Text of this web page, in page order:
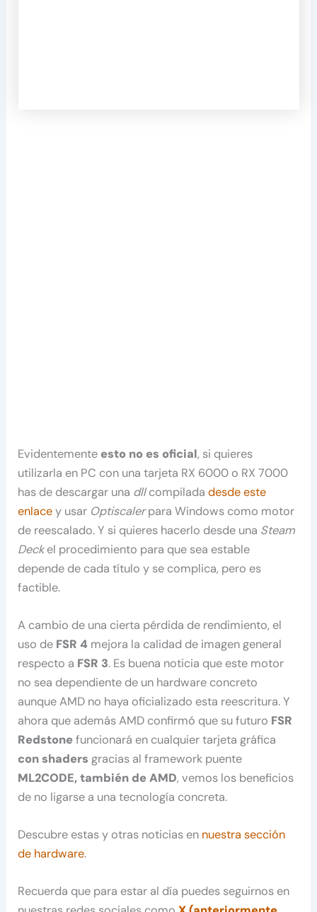
Evidentemente esto no es oficial, si quieres
utilizarla en PC con una tarjeta RX 6000 o RX 7000
has de descargar una dllcompiladadesde este
enlacey usar Optiscalerpara Windows como motor
de reescalado. Y si quieres hacerlo desde una Steam
Deckel procedimiento para que sea estable
depende de cada título y se complica, pero es
factible.
A cambio de una cierta pérdida de rendimiento, el
uso de FSR 4 mejora la calidad de imagen general
respecto a FSR 3. Es buena noticia que este motor
no sea dependiente de un hardware concreto
aunque AMD no haya oficializado esta reescritura. Y
ahora que además AMD confirmó que su futuro FSR
Redstonefuncionará en cualquier tarjeta gráfica
con shaders gracias al framework puente
ML2CODE, también de AMD, vemos los beneficios
de no ligarse a una tecnología concreta.
Descubre estas y otras noticias en nuestra sección
de hardware.
Recuerda que para estar al día puedes seguirnos en